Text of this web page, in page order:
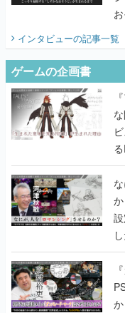
インタビューの記事一覧
ゲームの企画書